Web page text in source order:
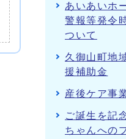
あいあいホ
警報等発令
ついて
久御山町地
援補助金
産後ケア事
ご誕生を記
ちゃんへの